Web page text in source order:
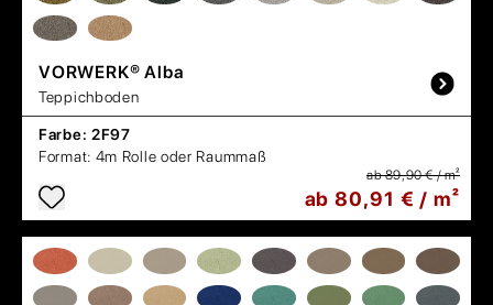
VORWERK® Alba
Teppichboden
Farbe: 2F97
Format: 4m Rolle oder Raummaß
ab 89,90 € / m²
ab 80,91 € / m²